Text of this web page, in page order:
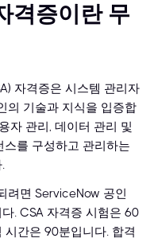
격증이란 무
자격증은 시스템 관리자
의 기술과 지식을 입증합
자 관리, 데이터 관리 및
를 구성하고 관리하는
려면 ServiceNow 공인
. CSA 자격증 시험은 60
간은 90분입니다. 합격